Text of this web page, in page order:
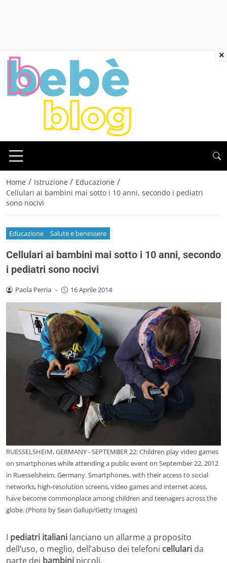
Home / Istruzione / Educazione /
Cellulari ai bambini mai sotto i 10 anni, secondo i pediatri
sono nocivi
Educazione Salute e benessere
Cellulari ai bambini mai sotto i 10 anni, secondo
i pediatri sono nocivi
Paola Perria - 16 Aprile 2014
RUESSELSHEIM, GERMANY - SEPTEMBER 22: Children play video games
on smartphones while attending a public event on September 22, 2012
in Ruesselsheim, Germany. Smartphones, with their access to social
networks, high-resolution screens, video games and internet acess,
have become commonplace among children and teenagers across the
globe. (Photo by Sean Gallup/Getty Images)
I pediatri italiani lanciano un allarme a proposito
dell’uso, o meglio, dell’abuso dei telefoni cellulari da
parte dei bambini piccoli.
×